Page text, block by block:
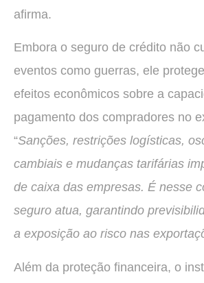
afirma.
Embora o seguro de crédito não
eventos como guerras, ele
efeitos econômicos sobre a
pagamento dos compradores no
“Sanções, restrições logísticas,
cambiais e mudanças tarifárias
de caixa das empresas. É nesse
seguro atua, garantindo
a exposição ao risco nas
Além da proteção financeira, o